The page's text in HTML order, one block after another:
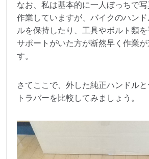
なお、私は基本的に一人ぼっちで
作業していますが、バイクのハン
ルを保持したり、工具やボルト類
サポートがいた方が断然早く作業が
す。
さてここで、外した純正ハンドル
トラバーを比較してみましょう。